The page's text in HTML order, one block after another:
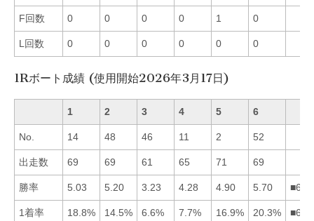
F回数 0 0 0 0 1 0
L回数 0 0 0 0 0 0
1Rボート成績 (使用開始2026年3月17日)
1 2 3 4 5 6
No. 14 48 46 11 2 52
出走数 69 69 61 65 71 69
勝率 5.03 5.20 3.23 4.28 4.90 5.70
1着率 18.8% 14.5% 6.6% 7.7% 16.9% 20.3%